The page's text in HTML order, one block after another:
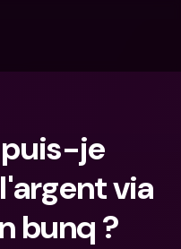
je
via
bunq ?